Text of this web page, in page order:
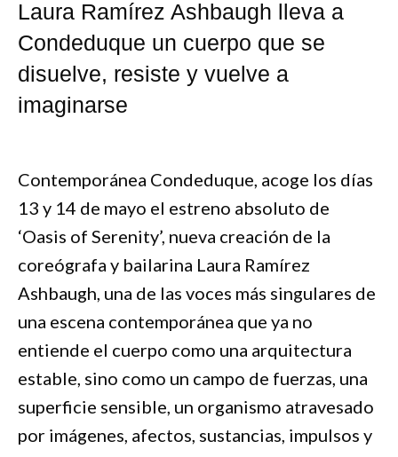
Laura Ramírez Ashbaugh lleva a
Condeduque un cuerpo que se
disuelve, resiste y vuelve a
imaginarse
Contemporánea Condeduque, acoge los días
13 y 14 de mayo el estreno absoluto de
‘Oasis of Serenity’, nueva creación de la
coreógrafa y bailarina Laura Ramírez
Ashbaugh, una de las voces más singulares de
una escena contemporánea que ya no
entiende el cuerpo como una arquitectura
estable, sino como un campo de fuerzas, una
superficie sensible, un organismo atravesado
por imágenes, afectos, sustancias, impulsos y